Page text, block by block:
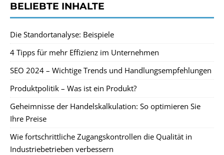
BELIEBTE INHALTE
Die Standortanalyse: Beispiele
4 Tipps für mehr Effizienz im Unternehmen
SEO 2024 – Wichtige Trends und Handlungsempfehlungen
Produktpolitik – Was ist ein Produkt?
Geheimnisse der Handelskalkulation: So optimieren Sie
Ihre Preise
Wie fortschrittliche Zugangskontrollen die Qualität in
Industriebetrieben verbessern